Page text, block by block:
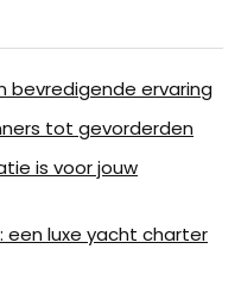
bevredigende ervaring
tot gevorderden
is voor jouw
een luxe yacht charter